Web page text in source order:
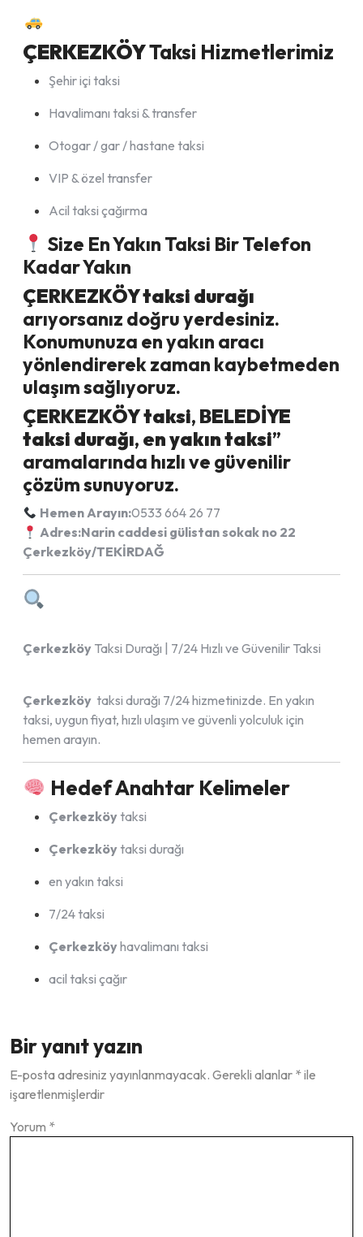
ÇERKEZKÖYTaksi Hizmetlerimiz
Şehir içi taksi
Havalimanı taksi & transfer
Otogar / gar / hastane taksi
VIP & özel transfer
Acil taksi çağırma
Size En Yakın Taksi Bir Telefon
Kadar Yakın
ÇERKEZKÖYtaksi durağı
arıyorsanız doğru yerdesiniz.
Konumunuza en yakın aracı
yönlendirerek zaman kaybetmeden
ulaşım sağlıyoruz.
ÇERKEZKÖYtaksi, BELEDİYE
taksi durağı, en yakın taksi”
aramalarında hızlı ve güvenilir
çözüm sunuyoruz.
Hemen Arayın:0533 664 26 77
Adres:Narin caddesi gülistan sokak no 22
Çerkezköy/TEKİRDAĞ
Çerkezköy Taksi Durağı | 7/24 Hızlı ve Güvenilir Taksi
Çerkezköy taksi durağı 7/24 hizmetinizde. En yakın
taksi, uygun fiyat, hızlı ulaşım ve güvenli yolculuk için
hemen arayın.
Hedef Anahtar Kelimeler
Çerkezköy taksi
Çerkezköy taksi durağı
en yakın taksi
7/24 taksi
Çerkezköyhavalimanı taksi
acil taksi çağır
Bir yanıt yazın
E-posta adresiniz yayınlanmayacak. Gerekli alanlar *ile
işaretlenmişlerdir
Yorum *